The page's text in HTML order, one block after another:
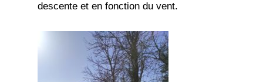
descente et en fonction du vent.